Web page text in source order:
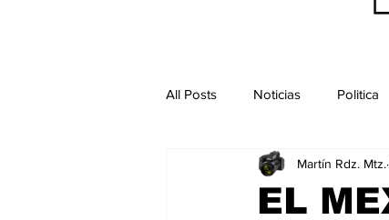
All Posts Noticias Politica
EL
Martín Rdz. Mtz.